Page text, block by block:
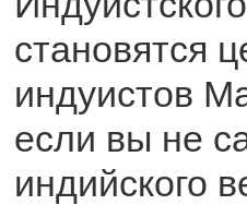
становятся
индуистов
если вы не
индийского